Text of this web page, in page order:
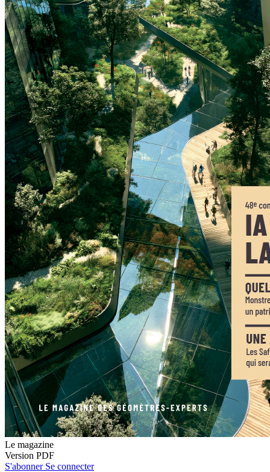
Le magazine
Version PDF
S'abonner Se connecter